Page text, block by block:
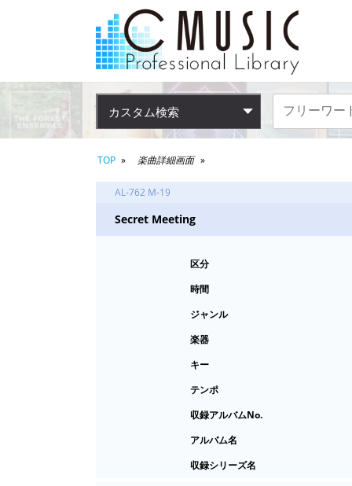
カスタム検索
TOP 楽曲詳細画面
AL-762 M-19
Secret Meeting
区分
時間
ジャンル
楽器
キー
テンポ
収録アルバムNo.
アルバム名
収録シリーズ名